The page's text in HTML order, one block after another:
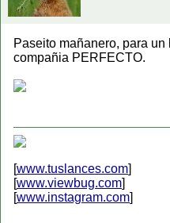
Paseito mañanero, para
compañia PERFECTO.
[www.tuslances.com]
[www.viewbug.com]
[www.instagram.com]